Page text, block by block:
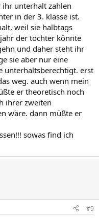
ihr unterhalt zahlen
in der 3. klasse ist.
weil sie halbtags
der tochter könnte
und daher steht ihr
sie aber nur eine
unterhaltsberechtigt. erst
weg. auch wenn mein
er theoretisch noch
ihrer zweiten
wäre. dann müßte er
sowas find ich
#9